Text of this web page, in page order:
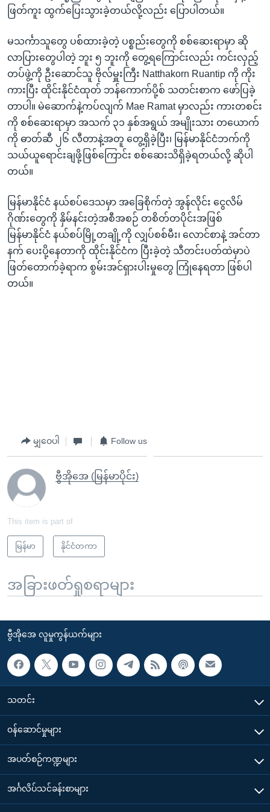
ဖြတ်ကူး ထွက်ပြေးသွားခဲ့တယ်လို့လည်း ပြောပါတယ်။
မသင်္ကာသူတွေ ပစ်ထားခဲ့တဲ့ ပစ္စည်းတွေကို စစ်ဆေးရာမှာ ဆို
လာပြားတွေပါတဲ့ ဘူး ၅ ဘူးကို တွေ့ရကြောင်းလည်း ကင်းလှည့်
တပ်ဖွဲ့ကို ဦးဆောင်သူ ဗိုလ်မှူးကြီး Natthakorn Ruantip ကို ကိုး
ကားပြီး ထိုင်းနိုင်ငံထုတ် ဘန်ကောက်ပို့စ် သတင်းစာက ဖော်ပြခဲ့
တာပါ။ မဲဆောက်နဲ့ကပ်လျက် Mae Ramat မှာလည်း ကားတစင်း
ကို စစ်ဆေးရာမှာ အသက် ၃၁ နှစ်အရွယ် အမျိုးသား တယောက်
ကို ဓာတ်ဆီ ၂၆ လီတာနဲ့အတူ တွေ့ရှိခဲ့ပြီး၊ မြန်မာနိုင်ငံဘက်ကို
သယ်ယူရောင်းချဖို့ဖြစ်ကြောင်း စစ်ဆေးသိရှိခဲ့ရတယ်လို့ ဆိုပါ
တယ်။
မြန်မာနိုင်ငံ နယ်စပ်ဒေသမှာ အခြေစိုက်တဲ့ အွန်လိုင်း ငွေလိမ်
ဂိုဏ်းတွေကို နှိမ်နင်းတဲ့အစီအစဉ် တစိတ်တပိုင်းအဖြစ်
မြန်မာနိုင်ငံ နယ်စပ်မြို့တချို့ကို လျှပ်စစ်မီး၊ လောင်စာနဲ့ အင်တာ
နက် ပေးပို့နေတာကို ထိုင်းနိုင်ငံက ပြီးခဲ့တဲ့ သီတင်းပတ်ထဲမှာပဲ
ဖြတ်တောက်ခဲ့ရာက စွမ်းအင်ရှားပါးမှုတွေ ကြုံနေရတာ ဖြစ်ပါ
တယ်။
မျှဝေပါ Follow us
ဗွီအိုအေ (မြန်မာပိုင်း)
This item is part of
မြန်မာ နိုင်ငံတကာ
အခြားဖတ်ရှုစရာများ
ဗွီအိုအေ လူမှုကွန်ယက်များ
သတင်း
၀န်ဆောင်မှုများ
အပတ်စဉ်ကဏ္ဍများ
အင်္ဂလိပ်သင်ခန်းစာများ